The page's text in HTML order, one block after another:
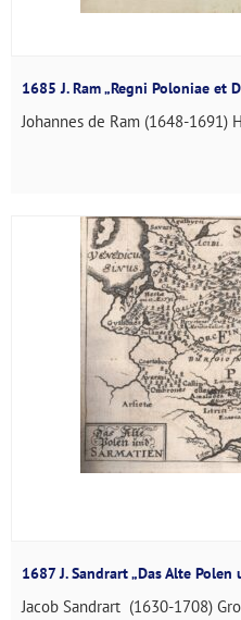
1685 J. Ram „Regni Poloniae et
Johannes de Ram (1648-1691)
1687 J. Sandrart „Das Alte Polen
Jacob Sandrart (1630-1708)